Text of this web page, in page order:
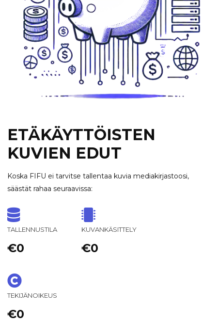
ETÄKÄYTTÖISTEN
KUVIEN EDUT
Koska FIFU ei tarvitse tallentaa kuvia mediakirjastoosi,
säästät rahaa seuraavissa:
TALLENNUSTILA
€0
KUVANKÄSITTELY
€0
TEKIJÄNOIKEUS
€0